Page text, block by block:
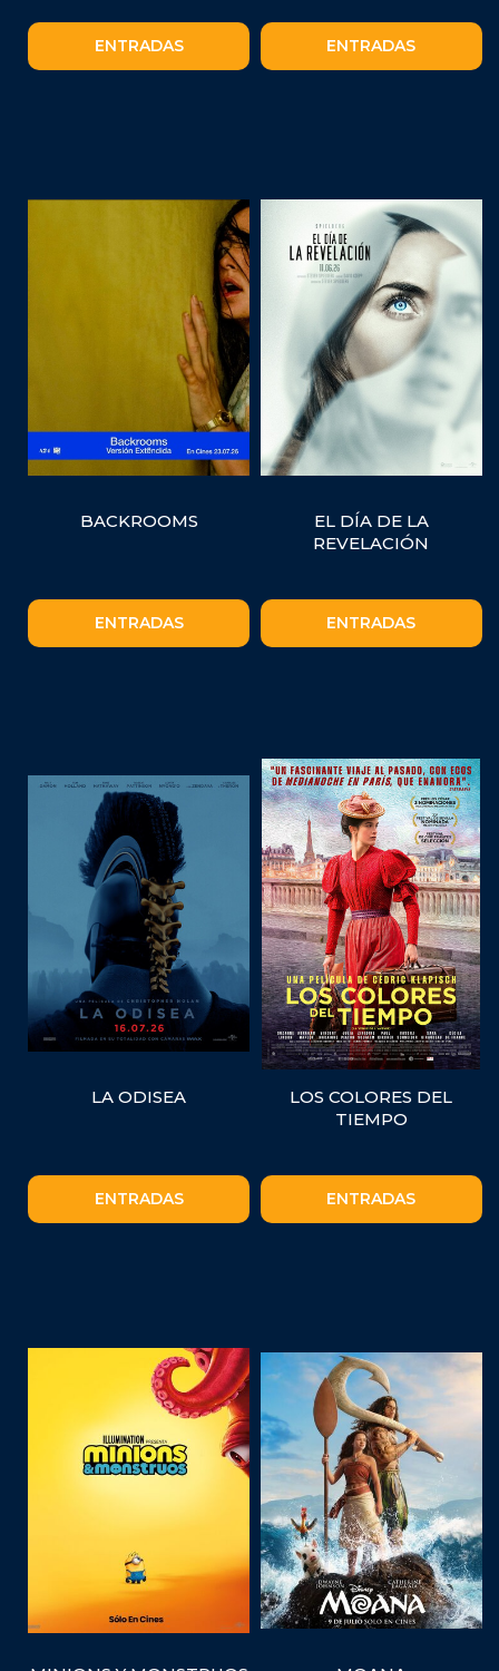
ENTRADAS ENTRADAS
BACKROOMS
ENTRADAS
EL DÍA DE LA
REVELACIÓN
ENTRADAS
LA ODISEA
ENTRADAS
LOS COLORES DEL
TIEMPO
ENTRADAS